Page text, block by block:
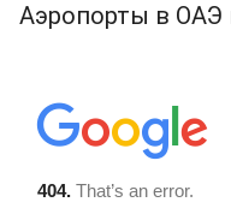
Аэропорты в ОАЭ